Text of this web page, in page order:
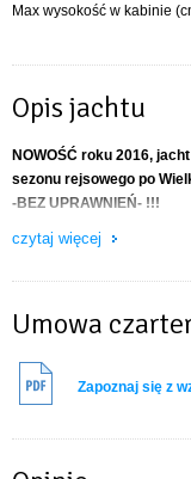
Max wysokość w kabinie
Opis jachtu
NOWOŚĆ roku 2016,
sezonu rejsowego po
-BEZ UPRAWNIEŃ- !!!
Nowy luksusowy jacht
Wielkość i funkcjonalność
dobrze doposażona messa
połączenie bliskości z
nad kokpitem , z której
w bliskości z naturą.
Polecamy jacht dla osób
czytaj więcej
Umowa
Zapoznaj się z